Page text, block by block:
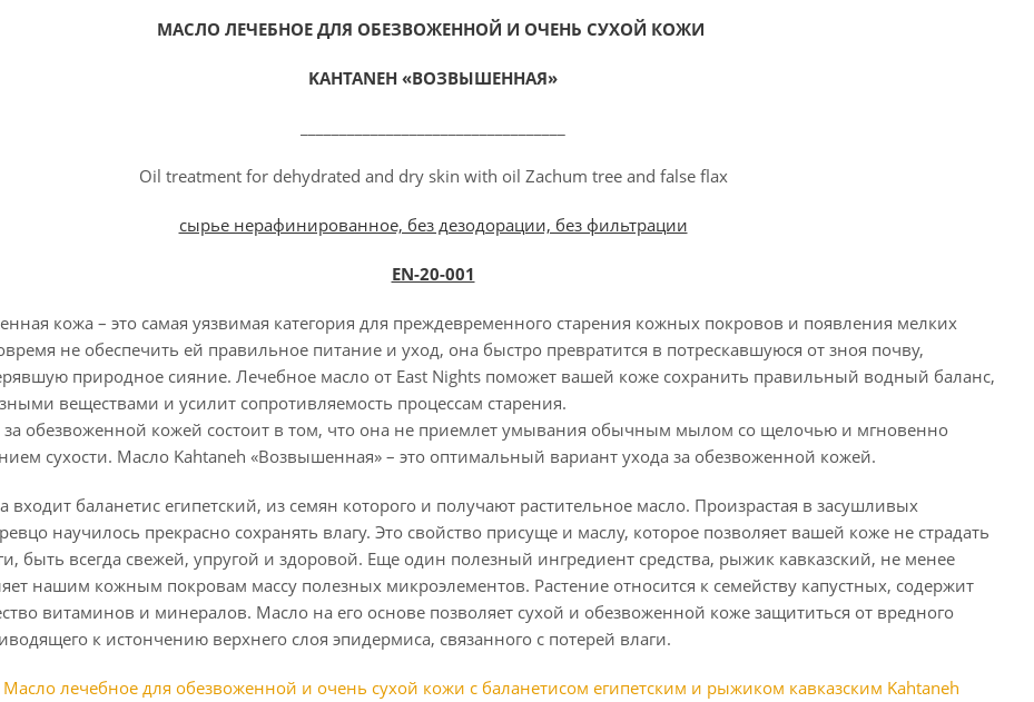
МАСЛО ЛЕЧЕБНОЕ ДЛЯ ОБЕЗВОЖЕННОЙ И ОЧЕНЬ СУХОЙ КОЖИ
KAHTANEH «ВОЗВЫШЕННАЯ»
Oil treatment for dehydrated and dry skin with oil Zachum tree and false flax
сырье нерафинированное, без дезодорации, без фильтрации
EN-20-001
кожа – это самая уязвимая категория для преждевременного старения кожных покровов и появления мелких
не обеспечить ей правильное питание и уход, она быстро превратится в потрескавшуюся от зноя почву,
природное сияние. Лечебное масло от East Nights поможет вашей коже сохранить правильный водный баланс,
веществами и усилит сопротивляемость процессам старения.
за обезвоженной кожей состоит в том, что она не приемлет умывания обычным мылом со щелочью и мгновенно
сухости. Масло Kahtaneh «Возвышенная» – это оптимальный вариант ухода за обезвоженной кожей.
входит баланетис египетский, из семян которого и получают растительное масло. Произрастая в засушливых
научилось прекрасно сохранять влагу. Это свойство присуще и маслу, которое позволяет вашей коже не страдать
быть всегда свежей, упругой и здоровой. Еще один полезный ингредиент средства, рыжик кавказский, не менее
нашим кожным покровам массу полезных микроэлементов. Растение относится к семейству капустных, содержит
витаминов и минералов. Масло на его основе позволяет сухой и обезвоженной коже защититься от вредного
к истончению верхнего слоя эпидермиса, связанного с потерей влаги.
лечебное для обезвоженной и очень сухой кожи с баланетисом египетским и рыжиком кавказским Kahtaneh